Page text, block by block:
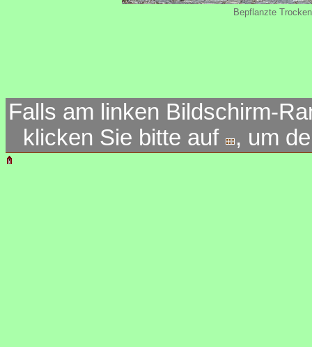
Bepflanzte
Falls am linken Bildschirm-
klicken Sie bitte auf
, um